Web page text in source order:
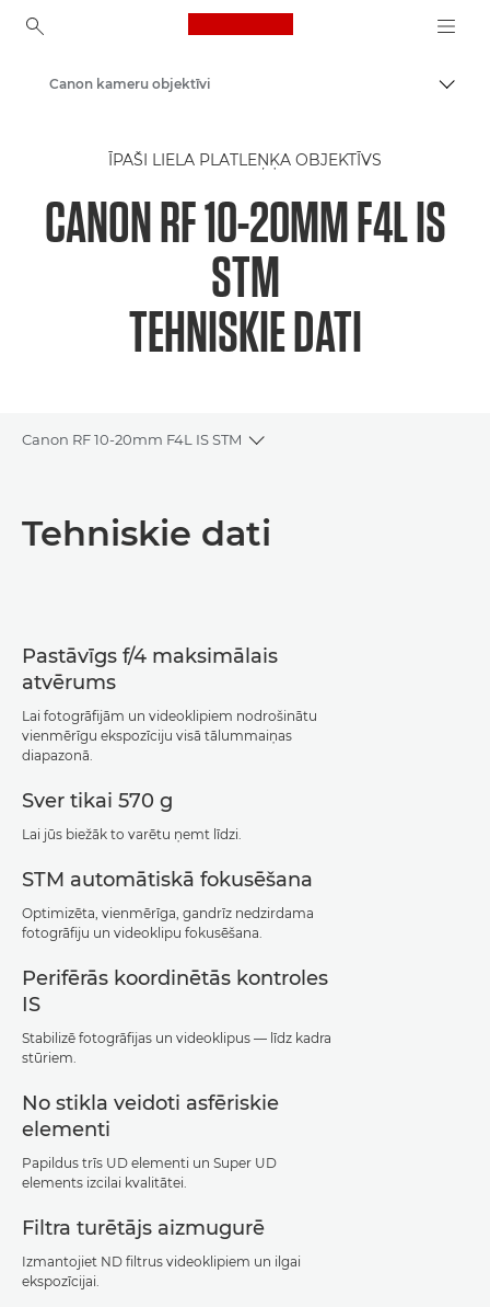
Canon Logo, back to
Canon kameru objektīvi
ĪPAŠI LIELA PLATLEŅĶA OBJEKTĪVS
CANON RF 10-20MM F4L IS
STM
TEHNISKIE DATI
Canon RF 10-20mm F4L IS STM
Toggle breadcrumbs
Tehniskie dati
Tehniskie dati
Pastāvīgs f/4 maksimālais
atvērums
Lai fotogrāfijām un videoklipiem nodrošinātu
vienmērīgu ekspozīciju visā tālummaiņas
diapazonā.
Sver tikai 570 g
Lai jūs biežāk to varētu ņemt līdzi.
STM automātiskā fokusēšana
Optimizēta, vienmērīga, gandrīz nedzirdama
fotogrāfiju un videoklipu fokusēšana.
Perifērās koordinētās kontroles
IS
Stabilizē fotogrāfijas un videoklipus — līdz kadra
stūriem.
No stikla veidoti asfēriskie
elementi
Papildus trīs UD elementi un Super UD
elements izcilai kvalitātei.
Filtra turētājs aizmugurē
Izmantojiet ND filtrus videoklipiem un ilgai
ekspozīcijai.